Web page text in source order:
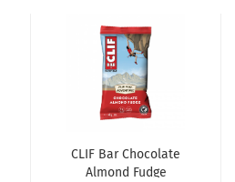
CLIF Bar Chocolate
Almond Fudge